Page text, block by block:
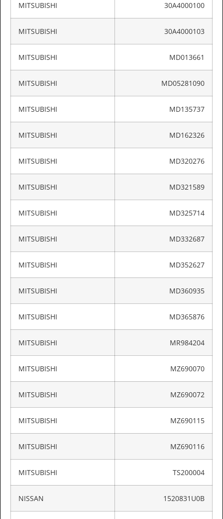
MITSUBISHI 30A4000100
MITSUBISHI 30A4000103
MITSUBISHI MD013661
MITSUBISHI MD05281090
MITSUBISHI MD135737
MITSUBISHI MD162326
MITSUBISHI MD320276
MITSUBISHI MD321589
MITSUBISHI MD325714
MITSUBISHI MD332687
MITSUBISHI MD352627
MITSUBISHI MD360935
MITSUBISHI MD365876
MITSUBISHI MR984204
MITSUBISHI MZ690070
MITSUBISHI MZ690072
MITSUBISHI MZ690115
MITSUBISHI MZ690116
MITSUBISHI TS200004
NISSAN 1520831U0B